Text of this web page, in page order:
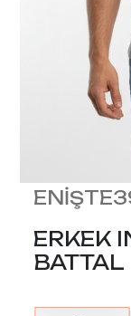
ERKEK
BATTAL